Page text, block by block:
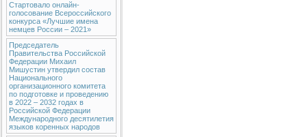
Стартовало онлайн-
голосование Всероссийского
конкурса «Лучшие имена
немцев России – 2021»
Председатель
Правительства Российской
Федерации Михаил
Мишустин утвердил состав
Национального
организационного комитета
по подготовке и проведению
в 2022 – 2032 годах в
Российской Федерации
Международного десятилетия
языков коренных народов